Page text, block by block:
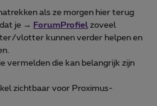
als ze morgen hier terug
je →
ForumProfiel zoveel
vlotter kunnen verder helpen en
vermelden die kan belangrijk zijn
zichtbaar voor Proximus-